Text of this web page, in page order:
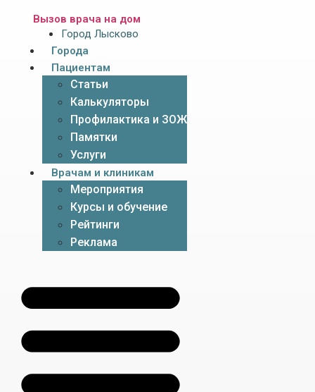
Вызов врача на дом
Город Лысково
Города
Пациентам
Статьи
Калькуляторы
Профилактика и ЗОЖ
Памятки
Услуги
Врачам и клиникам
Мероприятия
Курсы и обучение
Рейтинги
Реклама